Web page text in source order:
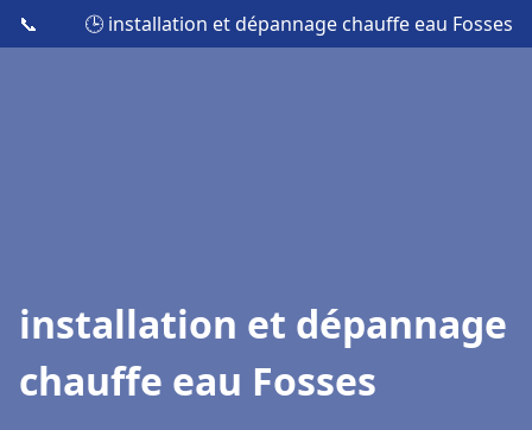
📞 🕒 installation et dépannage chauffe eau Fosses
installation et dépannage
chauffe eau Fosses